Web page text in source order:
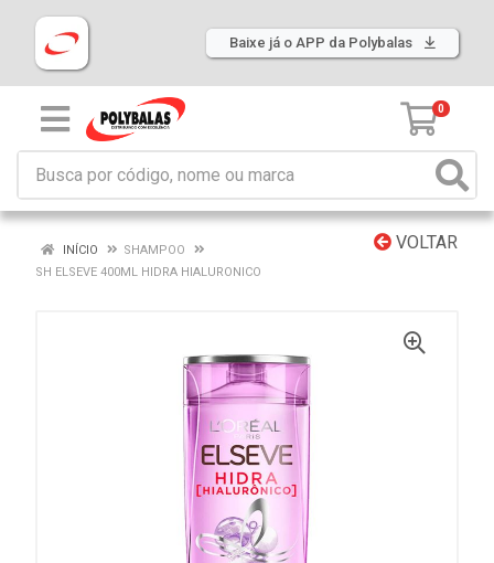
Baixe já o APP da Polybalas
0
VOLTAR
INÍCIO
SHAMPOO
SH ELSEVE 400ML HIDRA HIALURONICO